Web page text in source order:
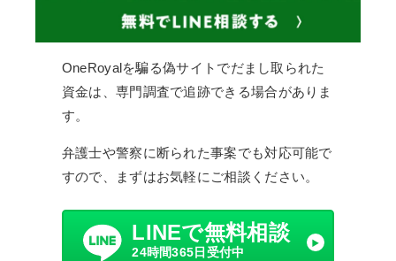
OneRoyalを騙る偽サイトでだまし取られた
資金は、専門調査で追跡できる場合がありま
す。
弁護士や警察に断られた事案でも対応可能で
すので、まずはお気軽にご相談ください。
LINEで無料相談
24時間365日受付中